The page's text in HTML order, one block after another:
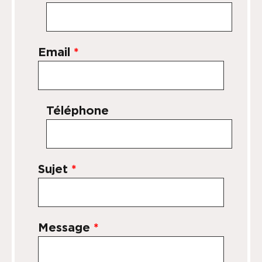
Email *
Téléphone
Sujet *
Message *